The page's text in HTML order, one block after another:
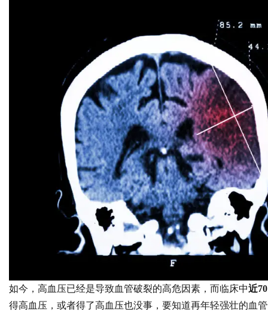
如今，高血压已经是导致血管破裂的高危因素，而临床中近
得高血压，或者得了高血压也没事，要知道再年轻强壮的血